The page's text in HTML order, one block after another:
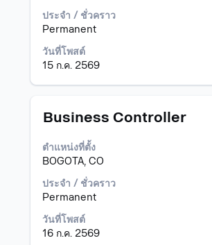
ราย
ทั้งหมด
ของ
ประจำ / ชั่วคราว
Permanent
วันที่โพสต์
15 ก.ค. 2569
เพื่อ
ดู
เนื้อหา
แบบ
เต็ม
ของ
งาน
ตำแหน่ง
Business Controller
ตำแหน่งที่ตั้ง
BOGOTA, CO
ประจำ / ชั่วคราว
Permanent
วันที่โพสต์
16 ก.ค. 2569
เลือก
ใช้
Space
เพื่อ
ดู
เนื้อหา
แบบ
เต็ม